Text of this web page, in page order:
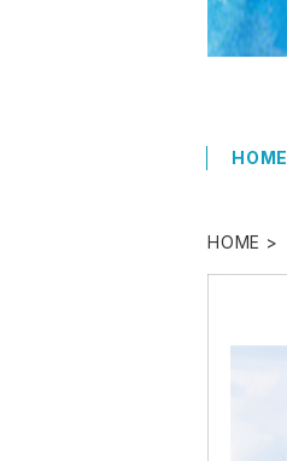
HOME
HOME